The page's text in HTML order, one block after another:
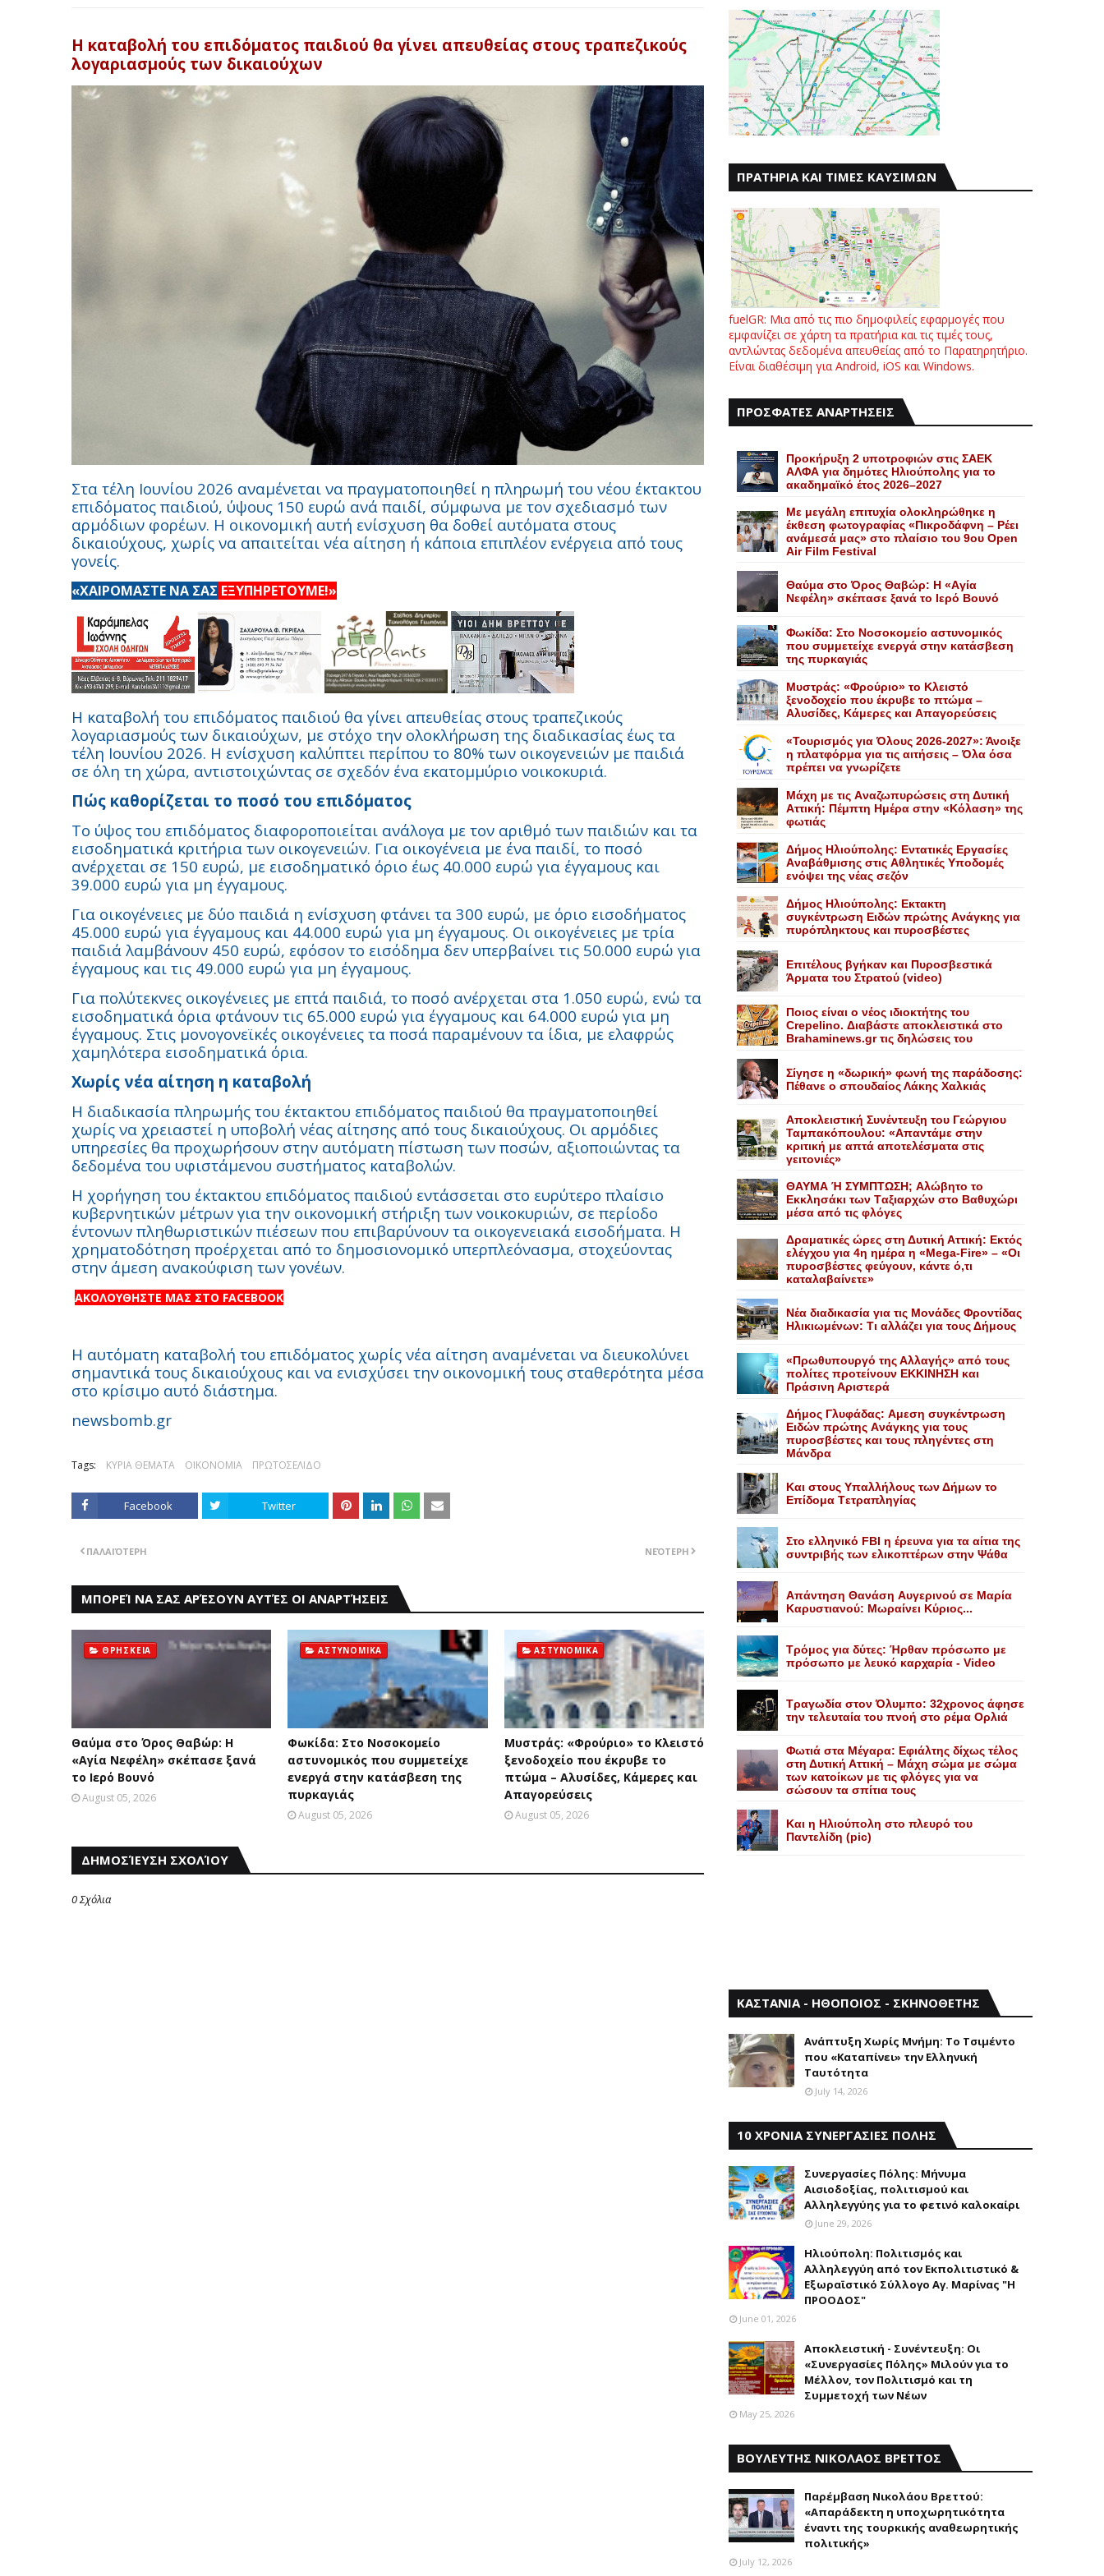
Η καταβολή του επιδόματος παιδιού θα γίνει απευθείας στους τραπεζικούς
λογαριασμούς των δικαιούχων
Στα τέλη Ιουνίου 2026 αναμένεται να πραγματοποιηθεί η πληρωμή του νέου έκτακτου
επιδόματος παιδιού, ύψους 150 ευρώ ανά παιδί, σύμφωνα με τον σχεδιασμό των
αρμόδιων φορέων. Η οικονομική αυτή ενίσχυση θα δοθεί αυτόματα στους
δικαιούχους, χωρίς να απαιτείται νέα αίτηση ή κάποια επιπλέον ενέργεια από τους
γονείς.
«ΧΑΙΡΟΜΑΣΤΕ ΝΑ ΣΑΣ ΕΞΥΠΗΡΕΤΟΥΜΕ!»
Η καταβολή του επιδόματος παιδιού θα γίνει απευθείας στους τραπεζικούς
λογαριασμούς των δικαιούχων, με στόχο την ολοκλήρωση της διαδικασίας έως τα
τέλη Ιουνίου 2026. Η ενίσχυση καλύπτει περίπου το 80% των οικογενειών με παιδιά
σε όλη τη χώρα, αντιστοιχώντας σε σχεδόν ένα εκατομμύριο νοικοκυριά.
Πώς καθορίζεται το ποσό του επιδόματος
Το ύψος του επιδόματος διαφοροποιείται ανάλογα με τον αριθμό των παιδιών και τα
εισοδηματικά κριτήρια των οικογενειών. Για οικογένεια με ένα παιδί, το ποσό
ανέρχεται σε 150 ευρώ, με εισοδηματικό όριο έως 40.000 ευρώ για έγγαμους και
39.000 ευρώ για μη έγγαμους.
Για οικογένειες με δύο παιδιά η ενίσχυση φτάνει τα 300 ευρώ, με όριο εισοδήματος
45.000 ευρώ για έγγαμους και 44.000 ευρώ για μη έγγαμους. Οι οικογένειες με τρία
παιδιά λαμβάνουν 450 ευρώ, εφόσον το εισόδημα δεν υπερβαίνει τις 50.000 ευρώ για
έγγαμους και τις 49.000 ευρώ για μη έγγαμους.
Για πολύτεκνες οικογένειες με επτά παιδιά, το ποσό ανέρχεται στα 1.050 ευρώ, ενώ τα
εισοδηματικά όρια φτάνουν τις 65.000 ευρώ για έγγαμους και 64.000 ευρώ για μη
έγγαμους. Στις μονογονεϊκές οικογένειες τα ποσά παραμένουν τα ίδια, με ελαφρώς
χαμηλότερα εισοδηματικά όρια.
Χωρίς νέα αίτηση η καταβολή
Η διαδικασία πληρωμής του έκτακτου επιδόματος παιδιού θα πραγματοποιηθεί
χωρίς να χρειαστεί η υποβολή νέας αίτησης από τους δικαιούχους. Οι αρμόδιες
υπηρεσίες θα προχωρήσουν στην αυτόματη πίστωση των ποσών, αξιοποιώντας τα
δεδομένα του υφιστάμενου συστήματος καταβολών.
Η χορήγηση του έκτακτου επιδόματος παιδιού εντάσσεται στο ευρύτερο πλαίσιο
κυβερνητικών μέτρων για την οικονομική στήριξη των νοικοκυριών, σε περίοδο
έντονων πληθωριστικών πιέσεων που επιβαρύνουν τα οικογενειακά εισοδήματα. Η
χρηματοδότηση προέρχεται από το δημοσιονομικό υπερπλεόνασμα, στοχεύοντας
στην άμεση ανακούφιση των γονέων.
ΑΚΟΛΟΥΘΗΣΤΕ ΜΑΣ ΣΤΟ FACEBOOK
Η αυτόματη καταβολή του επιδόματος χωρίς νέα αίτηση αναμένεται να διευκολύνει
σημαντικά τους δικαιούχους και να ενισχύσει την οικονομική τους σταθερότητα μέσα
στο κρίσιμο αυτό διάστημα.
newsbomb.gr
Tags: ΚΥΡΙΑ ΘΕΜΑΤΑ ΟΙΚΟΝΟΜΙΑ ΠΡΩΤΟΣΕΛΙΔΟ
Facebook Twitter
ΝΕΌΤΕΡΗ
ΠΑΛΑΙΌΤΕΡΗ
ΜΠΟΡΕΊ ΝΑ ΣΑΣ ΑΡΈΣΟΥΝ ΑΥΤΈΣ ΟΙ ΑΝΑΡΤΉΣΕΙΣ
ΘΡΗΣΚΕΙΑ
Θαύμα στο Όρος Θαβώρ: H
«Aγία Nεφέλη» σκέπασε ξανά
το Iερό Bουνό
August 05, 2026
ΑΣΤΥΝΟΜΙΚΑ
Φωκίδα: Στο Νοσοκομείο
αστυνομικός που συμμετείχε
ενεργά στην κατάσβεση της
πυρκαγιάς
August 05, 2026
ΑΣΤΥΝΟΜΙΚΑ
Mυστράς: «Φρούριο» το Kλειστό
ξενοδοχείο που έκρυβε το
πτώμα – Aλυσίδες, Kάμερες και
Aπαγορεύσεις
August 05, 2026
ΔΗΜΟΣΊΕΥΣΗ ΣΧΟΛΊΟΥ
0 Σχόλια
ΠΡΑΤΗΡΙΑ ΚΑΙ ΤΙΜΕΣ ΚΑΥΣΙΜΩΝ
fuelGR: Μια από τις πιο δημοφιλείς εφαρμογές που
εμφανίζει σε χάρτη τα πρατήρια και τις τιμές τους,
αντλώντας δεδομένα απευθείας από το Παρατηρητήριο.
Είναι διαθέσιμη για Android, iOS και Windows.
ΠΡΟΣΦΑΤΕΣ ΑΝΑΡΤΗΣΕΙΣ
Προκήρυξη 2 υποτροφιών στις ΣΑΕΚ
ΑΛΦΑ για δημότες Ηλιούπολης για το
ακαδημαϊκό έτος 2026–2027
Με μεγάλη επιτυχία ολοκληρώθηκε η
έκθεση φωτογραφίας «Πικροδάφνη – Ρέει
ανάμεσά μας» στο πλαίσιο του 9ου Open
Air Film Festival
Θαύμα στο Όρος Θαβώρ: H «Aγία
Nεφέλη» σκέπασε ξανά το Iερό Bουνό
Φωκίδα: Στο Νοσοκομείο αστυνομικός
που συμμετείχε ενεργά στην κατάσβεση
της πυρκαγιάς
Mυστράς: «Φρούριο» το Kλειστό
ξενοδοχείο που έκρυβε το πτώμα –
Aλυσίδες, Kάμερες και Aπαγορεύσεις
«Τουρισμός για Όλους 2026-2027»: Άνοιξε
η πλατφόρμα για τις αιτήσεις – Όλα όσα
πρέπει να γνωρίζετε
Mάχη με τις Aναζωπυρώσεις στη Δυτική
Aττική: Πέμπτη Hμέρα στην «Kόλαση» της
φωτιάς
Δήμος Ηλιούπολης: Eντατικές Eργασίες
Aναβάθμισης στις Aθλητικές Yποδομές
ενόψει της νέας σεζόν
Δήμος Ηλιούπολης: Eκτακτη
συγκέντρωση Eιδών πρώτης Aνάγκης για
πυρόπληκτους και πυροσβέστες
Επιτέλους βγήκαν και Πυροσβεστικά
Άρματα του Στρατού (video)
Ποιος είναι ο νέος ιδιοκτήτης του
Crepelino. Διαβάστε αποκλειστικά στο
Brahaminews.gr τις δηλώσεις του
Σίγησε η «δωρική» φωνή της παράδοσης:
Πέθανε o σπουδαίος Λάκης Xαλκιάς
Αποκλειστική Συνέντευξη του Γεώργιου
Ταμπακόπουλου: «Απαντάμε στην
κριτική με απτά αποτελέσματα στις
γειτονιές»
ΘΑΥΜΑ Ή ΣΥΜΠΤΩΣΗ; Aλώβητο το
Eκκλησάκι των Tαξιαρχών στο Bαθυχώρι
μέσα από τις φλόγες
Δραματικές ώρες στη Δυτική Αττική: Εκτός
ελέγχου για 4η ημέρα η «Mega-Fire» – «Οι
πυροσβέστες φεύγουν, κάντε ό,τι
καταλαβαίνετε»
Nέα διαδικασία για τις Mονάδες Φροντίδας
Hλικιωμένων: Tι αλλάζει για τους Δήμους
«Πρωθυπουργό της Αλλαγής» από τους
πολίτες προτείνουν EKKINHΣΗ και
Πράσινη Αριστερά
Δήμος Γλυφάδας: Aμεση συγκέντρωση
Eιδών πρώτης Aνάγκης για τους
πυροσβέστες και τους πληγέντες στη
Mάνδρα
Kαι στους Yπαλλήλους των Δήμων το
Eπίδομα Tετραπληγίας
Στο ελληνικό FBI η έρευνα για τα αίτια της
συντριβής των ελικοπτέρων στην Ψάθα
Aπάντηση Θανάση Aυγερινού σε Mαρία
Kαρυστιανού: Mωραίνει Kύριος...
Τρόμος για δύτες: Ήρθαν πρόσωπο με
πρόσωπο με λευκό καρχαρία - Video
Τραγωδία στον Όλυμπο: 32χρονος άφησε
την τελευταία του πνοή στο ρέμα Ορλιά
Φωτιά στα Μέγαρα: Εφιάλτης δίχως τέλος
στη Δυτική Αττική – Μάχη σώμα με σώμα
των κατοίκων με τις φλόγες για να
σώσουν τα σπίτια τους
Και η Ηλιούπολη στο πλευρό του
Παντελίδη (pic)
ΚΑΣΤΑΝΙΑ - ΗΘΟΠΟΙΟΣ - ΣΚΗΝΟΘΕΤΗΣ
Aνάπτυξη Xωρίς Mνήμη: Το Τσιμέντο
που «Καταπίνει» την Ελληνική
Ταυτότητα
July 14, 2026
10 ΧΡΟΝΙΑ ΣΥΝΕΡΓΑΣΙΕΣ ΠΟΛΗΣ
Συνεργασίες Πόλης: Mήνυμα
Aισιοδοξίας, πολιτισμού και
Aλληλεγγύης για το φετινό καλοκαίρι
June 29, 2026
Ηλιούπολη: Πολιτισμός και
Aλληλεγγύη από τον Εκπολιτιστικό &
Εξωραϊστικό Σύλλογο Αγ. Μαρίνας "Η
ΠΡΟΟΔΟΣ"
June 01, 2026
Αποκλειστική - Συνέντευξη: Οι
«Συνεργασίες Πόλης» Μιλούν για το
Μέλλον, τον Πολιτισμό και τη
Συμμετοχή των Νέων
May 25, 2026
ΒΟΥΛΕΥΤΗΣ ΝΙΚΟΛΑΟΣ ΒΡΕΤΤΟΣ
Παρέμβαση Nικολάου Bρεττού:
«Aπαράδεκτη η υποχωρητικότητα
έναντι της τουρκικής αναθεωρητικής
πολιτικής»
July 12, 2026